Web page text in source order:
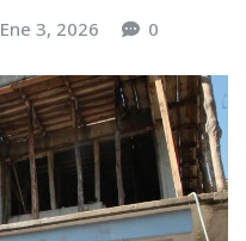
Ene 3, 2026 0